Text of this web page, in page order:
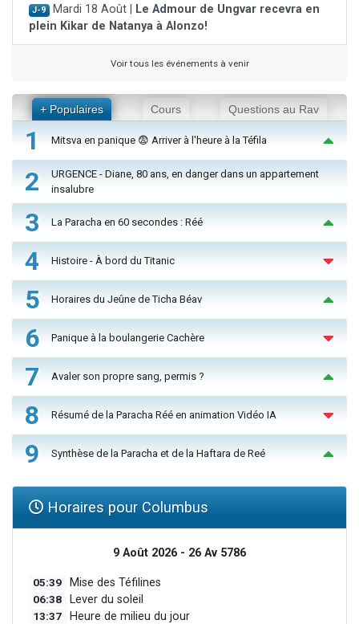
J-9 Mardi 18 Août |
Le Admour de Ungvar recevra en
plein Kikar de Natanya à Alonzo!
Voir tous les événements à venir
+ Populaires Cours Questions au Rav
1 Mitsva en panique 😨 Arriver à l'heure à la Téfila
2
URGENCE - Diane, 80 ans, en danger dans un appartement
insalubre
3 La Paracha en 60 secondes : Réé
4 Histoire - À bord du Titanic
5 Horaires du Jeûne de Ticha Béav
6 Panique à la boulangerie Cachère
7 Avaler son propre sang, permis ?
8 Résumé de la Paracha Réé en animation Vidéo IA
9 Synthèse de la Paracha et de la Haftara de Reé
Horaires pour Columbus
9 Août 2026 - 26 Av 5786
05:39 Mise des Téfilines
06:38 Lever du soleil
13:37 Heure de milieu du jour